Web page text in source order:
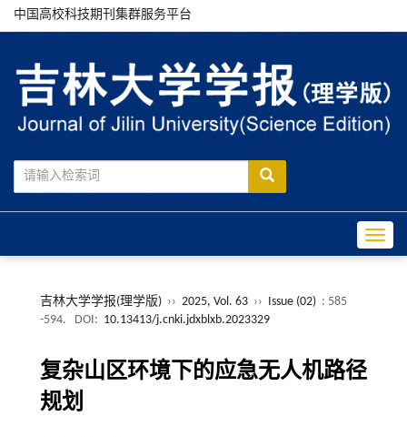
中国高校科技期刊集群服务平台
吉林大学学报(理学版) ›› 2025, Vol. 63 ›› Issue (02) : 585
-594.
DOI: 10.13413/j.cnki.jdxblxb.2023329
复杂山区环境下的应急无人机路径
规划